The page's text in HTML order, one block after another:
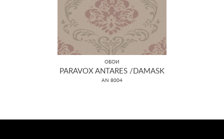
ОБОИ
PARAVOX ANTARES /DAMASK
AN 8004